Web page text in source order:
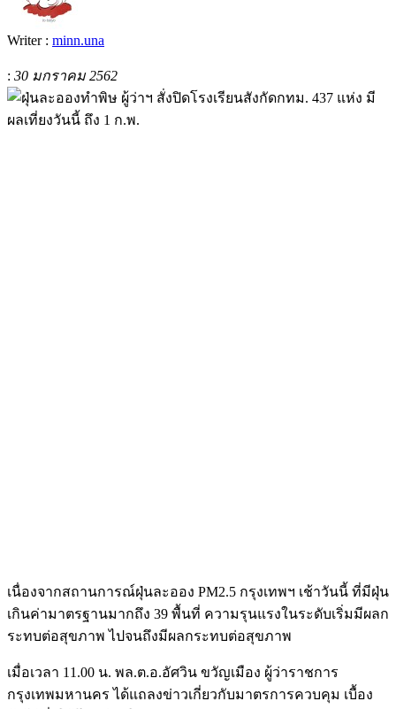
Writer : minn.una
: 30 มกราคม 2562
เนื่องจากสถานการณ์ฝุ่นละออง PM2.5 กรุงเทพฯ เช้าวันนี้ ที่มีฝุ่น
เกินค่ามาตรฐานมากถึง 39 พื้นที่ ความรุนแรงในระดับเริ่มมีผลก
ระทบต่อสุขภาพ ไปจนถึงมีผลกระทบต่อสุขภาพ
เมื่อเวลา 11.00 น. พล.ต.อ.อัศวิน ขวัญเมือง ผู้ว่าราชการ
กรุงเทพมหานคร ได้แถลงข่าวเกี่ยวกับมาตรการควบคุม เบื้อง